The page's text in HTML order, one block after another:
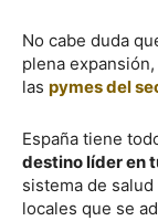
No cabe duda
plena
las pymes del
España tiene
destino líder en
sistema de
locales que se